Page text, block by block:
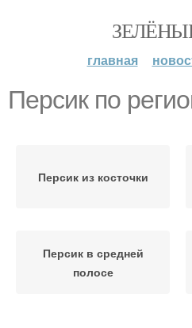
главная
Персик по
Персик из косточки
Персик в средней
полосе